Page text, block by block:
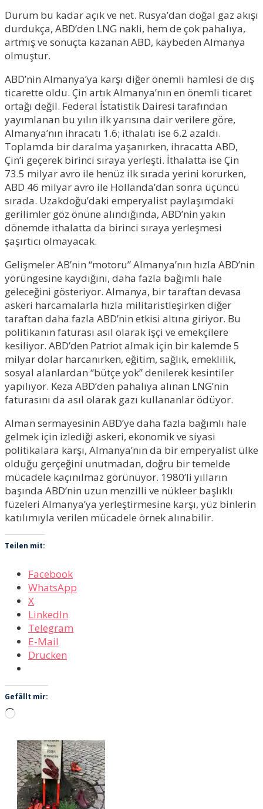
Durum bu kadar açık ve net. Rusya’dan doğal gaz akışı
durdukça, ABD’den LNG nakli, hem de çok pahalıya,
artmış ve sonuçta kazanan ABD, kaybeden Almanya
olmuştur.
ABD’nin Almanya’ya karşı diğer önemli hamlesi de dış
ticarette oldu. Çin artık Almanya’nın en önemli ticaret
ortağı değil. Federal İstatistik Dairesi tarafından
yayımlanan bu yılın ilk yarısına dair verilere göre,
Almanya’nın ihracatı 1.6; ithalatı ise 6.2 azaldı.
Toplamda bir daralma yaşanırken, ihracatta ABD,
Çin’i geçerek birinci sıraya yerleşti. İthalatta ise Çin
73.5 milyar avro ile henüz ilk sırada yerini korurken,
ABD 46 milyar avro ile Hollanda’dan sonra üçüncü
sırada. Uzakdoğu’daki emperyalist paylaşımdaki
gerilimler göz önüne alındığında, ABD’nin yakın
dönemde ithalatta da birinci sıraya yerleşmesi
şaşırtıcı olmayacak.
Gelişmeler AB’nin “motoru” Almanya’nın hızla ABD’nin
yörüngesine kaydığını, daha fazla bağımlı hale
geleceğini gösteriyor. Almanya, bir taraftan devasa
askeri harcamalarla hızla militaristleşirken diğer
taraftan daha fazla ABD’nin etkisi altına giriyor. Bu
politikanın faturası asıl olarak işçi ve emekçilere
kesiliyor. ABD’den Patriot almak için bir kalemde 5
milyar dolar harcanırken, eğitim, sağlık, emeklilik,
sosyal alanlardan “bütçe yok” denilerek kesintiler
yapılıyor. Keza ABD’den pahalıya alınan LNG’nin
faturasını da asıl olarak gazı kullananlar ödüyor.
Alman sermayesinin ABD’ye daha fazla bağımlı hale
gelmek için izlediği askeri, ekonomik ve siyasi
politikalara karşı, Almanya’nın da bir emperyalist ülke
olduğu gerçeğini unutmadan, doğru bir temelde
mücadele kaçınılmaz görünüyor. 1980’li yılların
başında ABD’nin uzun menzilli ve nükleer başlıklı
füzeleri Almanya’ya yerleştirmesine karşı, yüz binlerin
katılımıyla verilen mücadele örnek alınabilir.
Teilen mit:
Facebook
WhatsApp
X
LinkedIn
Telegram
E-Mail
Drucken
Gefällt mir:
Wird